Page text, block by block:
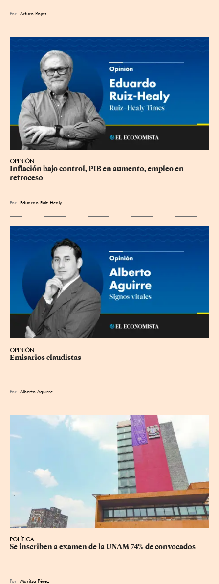
Por Arturo Rojas
OPINIÓN
Inflación bajo control, PIB en aumento, empleo en
retroceso
Por Eduardo Ruiz-Healy
OPINIÓN
Emisarios claudistas
Por Alberto Aguirre
POLÍTICA
Se inscriben a examen de la UNAM 74% de convocados
Por Maritza Pérez